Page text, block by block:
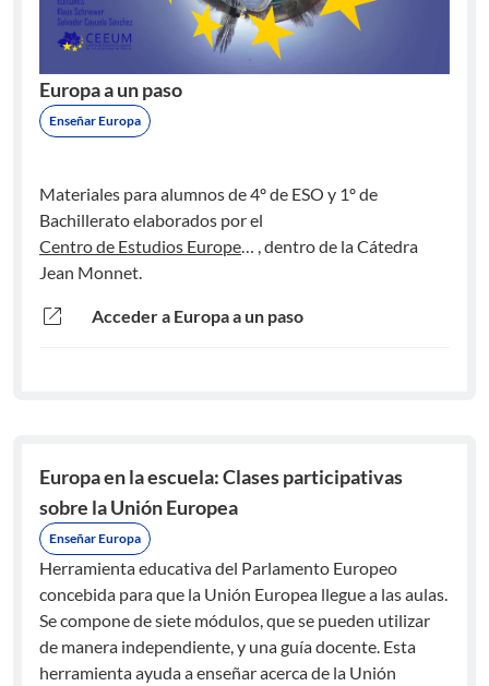
Europa a un paso
Enseñar Europa
Materiales para alumnos de 4º de ESO y 1º de
Bachillerato elaborados por el
, dentro de la Cátedra
Jean Monnet.
open_in_new Acceder a Europa a un paso
Europa en la escuela: Clases participativas
sobre la Unión Europea
Enseñar Europa
Herramienta educativa del Parlamento Europeo
concebida para que la Unión Europea llegue a las aulas.
Se compone de siete módulos, que se pueden utilizar
de manera independiente, y una guía docente. Esta
herramienta ayuda a enseñar acerca de la Unión